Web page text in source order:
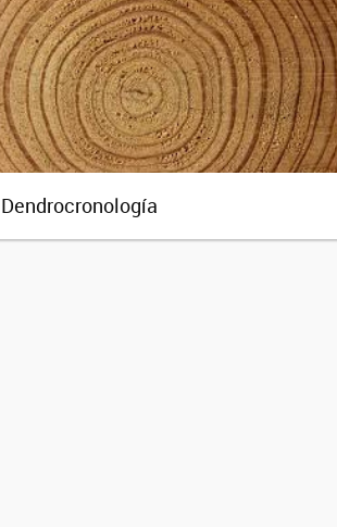
Dendrocronología